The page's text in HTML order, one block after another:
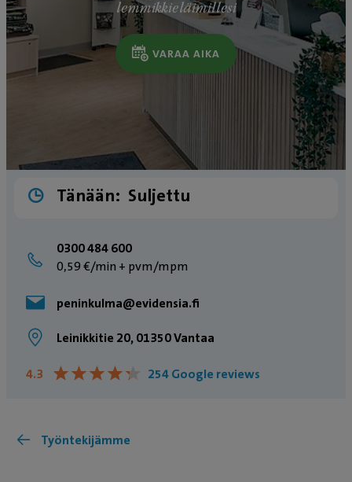
lemmikkieläimillesi
VARAA AIKA
Tänään: Suljettu
0300 484 600
0,59 €/min + pvm/mpm
peninkulma@evidensia.fi
Leinikkitie 20, 01350 Vantaa
4.3 ★★★★★
★★★★★ 254 Google reviews
Työntekijämme